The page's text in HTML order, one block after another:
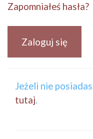
Zapomniałeś hasła?
Zaloguj się
Jeżeli nie
tutaj.